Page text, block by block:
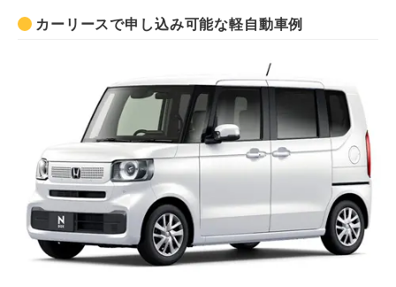
カーリースで申し込み可能な軽自動車例